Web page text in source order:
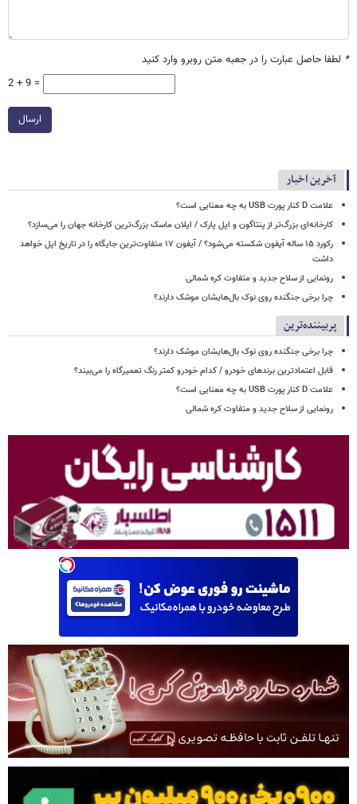
* لطفا حاصل عبارت را در جعبه متن روبرو وارد کنید
2 + 9 =
ارسال
آخرین اخبار
علامت D کنار پورت USB به چه معنایی است؟
کارخانه‌ای بزرگ‌تر از پنتاگون و اپل پارک / ایلان ماسک بزرگ‌ترین کارخانه جهان را می‌سازد؟
رکورد ۱۵ ساله آیفون شکسته می‌شود؟ / آیفون ۱۷ متفاوت‌ترین جایگاه را در تاریخ اپل خواهد
داشت
رونمایی از سلاح جدید و متفاوت کره شمالی
چرا برخی جنگنده روی نوک بال‌هایشان موشک‌ دارند؟
پربیننده‌ترین
چرا برخی جنگنده روی نوک بال‌هایشان موشک‌ دارند؟
قابل اعتمادترین برندهای خودرو / کدام خودرو کمتر رنگ تعمیرگاه را می‌بیند؟
علامت D کنار پورت USB به چه معنایی است؟
رونمایی از سلاح جدید و متفاوت کره شمالی